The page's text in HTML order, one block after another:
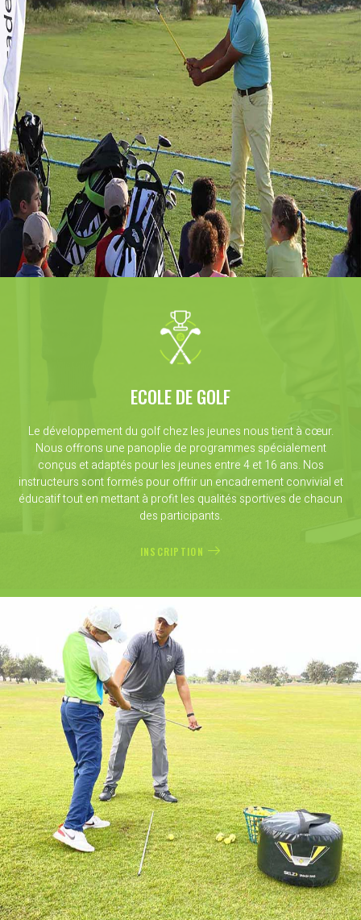
ECOLE DE GOLF
Le développement du golf chez les jeunes nous tient à cœur.
Nous offrons une panoplie de programmes spécialement
conçus et adaptés pour les jeunes entre 4 et 16 ans. Nos
instructeurs sont formés pour offrir un encadrement convivial et
éducatif tout en mettant à profit les qualités sportives de chacun
des participants.
INSCRIPTION